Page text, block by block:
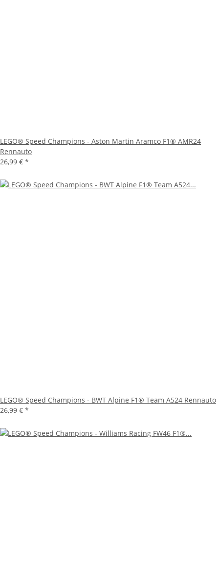
LEGO® Speed Champions - Aston Martin Aramco F1® AMR24
Rennauto
26,99 € *
LEGO® Speed Champions - BWT Alpine F1® Team A524 Rennauto
26,99 € *